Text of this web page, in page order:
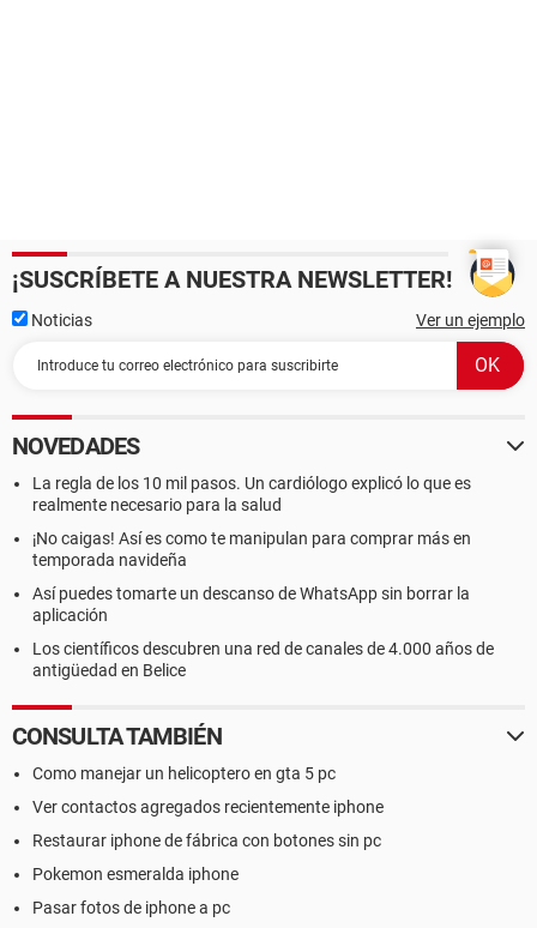
¡SUSCRÍBETE A NUESTRA NEWSLETTER!
Noticias Ver un ejemplo
NOVEDADES
La regla de los 10 mil pasos. Un cardiólogo explicó lo que es
realmente necesario para la salud
¡No caigas! Así es como te manipulan para comprar más en
temporada navideña
Así puedes tomarte un descanso de WhatsApp sin borrar la
aplicación
Los científicos descubren una red de canales de 4.000 años de
antigüedad en Belice
CONSULTA TAMBIÉN
Como manejar un helicoptero en gta 5 pc
Ver contactos agregados recientemente iphone
Restaurar iphone de fábrica con botones sin pc
Pokemon esmeralda iphone
Pasar fotos de iphone a pc